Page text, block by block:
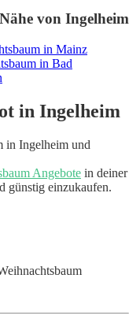
von Ingelheim
in Mainz
in Bad
in Ingelheim
in Ingelheim und
Angebote in deiner
günstig einzukaufen.